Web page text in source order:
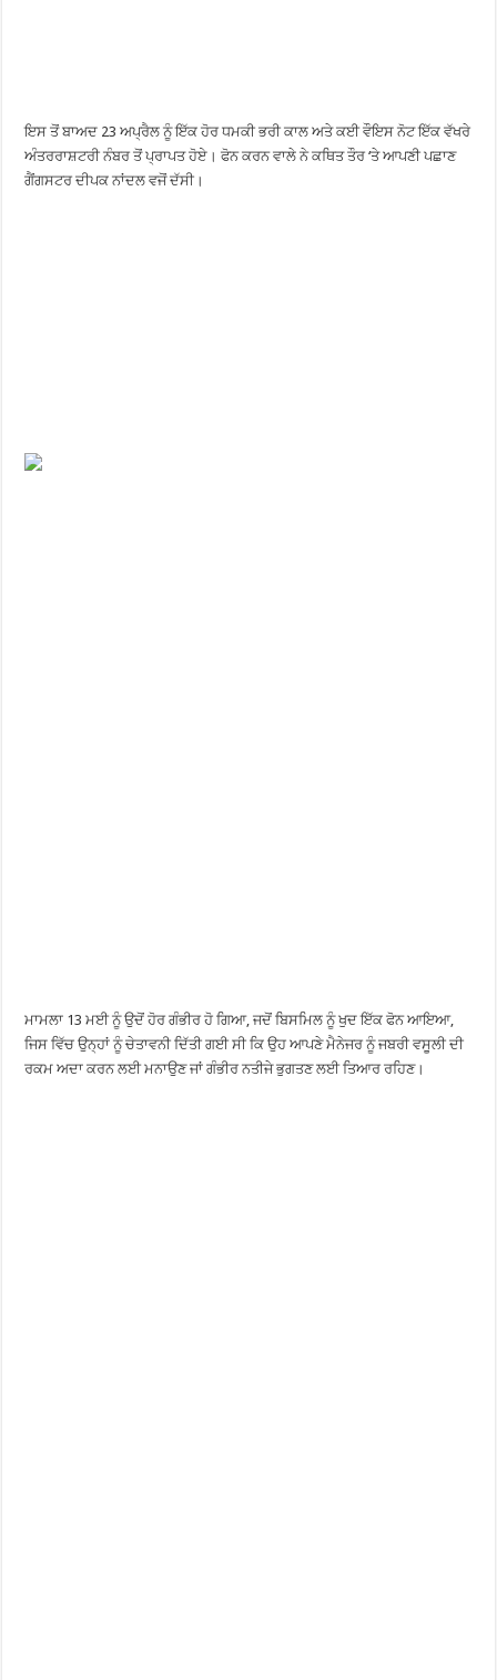
ਇਸ ਤੋਂ ਬਾਅਦ 23 ਅਪ੍ਰੈਲ ਨੂੰ ਇੱਕ ਹੋਰ ਧਮਕੀ ਭਰੀ ਕਾਲ ਅਤੇ ਕਈ ਵੌਇਸ ਨੋਟ ਇੱਕ ਵੱਖਰੇ
ਅੰਤਰਰਾਸ਼ਟਰੀ ਨੰਬਰ ਤੋਂ ਪ੍ਰਾਪਤ ਹੋਏ। ਫੋਨ ਕਰਨ ਵਾਲੇ ਨੇ ਕਥਿਤ ਤੌਰ ‘ਤੇ ਆਪਣੀ ਪਛਾਣ
ਗੈਂਗਸਟਰ ਦੀਪਕ ਨਾਂਦਲ ਵਜੋਂ ਦੱਸੀ।
ਮਾਮਲਾ 13 ਮਈ ਨੂੰ ਉਦੋਂ ਹੋਰ ਗੰਭੀਰ ਹੋ ਗਿਆ, ਜਦੋਂ ਬਿਸਮਿਲ ਨੂੰ ਖੁਦ ਇੱਕ ਫੋਨ ਆਇਆ,
ਜਿਸ ਵਿੱਚ ਉਨ੍ਹਾਂ ਨੂੰ ਚੇਤਾਵਨੀ ਦਿੱਤੀ ਗਈ ਸੀ ਕਿ ਉਹ ਆਪਣੇ ਮੈਨੇਜਰ ਨੂੰ ਜਬਰੀ ਵਸੂਲੀ ਦੀ
ਰਕਮ ਅਦਾ ਕਰਨ ਲਈ ਮਨਾਉਣ ਜਾਂ ਗੰਭੀਰ ਨਤੀਜੇ ਭੁਗਤਣ ਲਈ ਤਿਆਰ ਰਹਿਣ।